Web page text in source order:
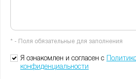
-
-
* - Поля обязательные для заполнения
Я ознакомлен и согласен с
конфиденциальности